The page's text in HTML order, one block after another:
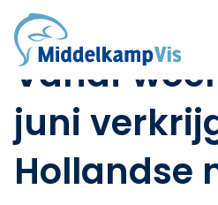
Over ons
Werken bij
Vacature: Medewerker
Vacature: visfileerder
Assortiment
Gerookte vis
Schaal- en
Home
Vanaf
juni
Hollandse